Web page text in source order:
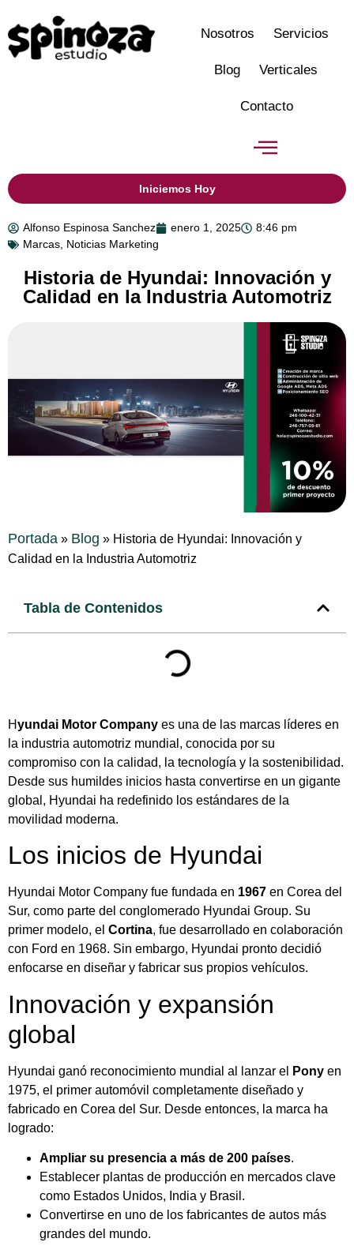
Nosotros Servicios
Blog Verticales
Contacto
Iniciemos Hoy
Alfonso Espinosa Sanchez enero 1, 2025
8:46 pm
Marcas Noticias Marketing
Historia de Hyundai: Innovación y
Calidad en la Industria Automotriz
Portada » Blog » Historia de Hyundai: Innovación y
Calidad en la Industria Automotriz
Tabla de Contenidos
Hyundai Motor Company es una de las marcas líderes en
la industria automotriz mundial, conocida por su
compromiso con la calidad, la tecnología y la sostenibilidad.
Desde sus humildes inicios hasta convertirse en un gigante
global, Hyundai ha redefinido los estándares de la
movilidad moderna.
Los inicios de Hyundai
Hyundai Motor Company fue fundada en 1967 en Corea del
Sur, como parte del conglomerado Hyundai Group. Su
primer modelo, el Cortina, fue desarrollado en colaboración
con Ford en 1968. Sin embargo, Hyundai pronto decidió
enfocarse en diseñar y fabricar sus propios vehículos.
Innovación y expansión
global
Hyundai ganó reconocimiento mundial al lanzar el Pony en
1975, el primer automóvil completamente diseñado y
fabricado en Corea del Sur. Desde entonces, la marca ha
logrado:
Ampliar su presencia a más de 200 países.
Establecer plantas de producción en mercados clave
como Estados Unidos, India y Brasil.
Convertirse en uno de los fabricantes de autos más
grandes del mundo.